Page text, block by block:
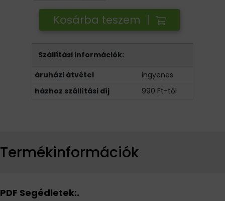
Kosárba teszem |
Szállítási információk:
áruházi átvétel
ingyenes
házhoz szállítási díj
990 Ft-tól
Termékinformációk
PDF Segédletek:.